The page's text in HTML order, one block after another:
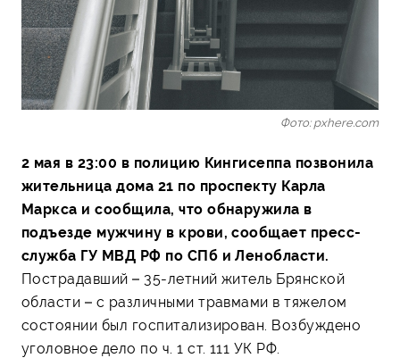
Фото: pxhere.com
2 мая в 23:00 в полицию Кингисеппа позвонила
жительница дома 21 по проспекту Карла
Маркса и сообщила, что обнаружила в
подъезде мужчину в крови, сообщает пресс-
служба ГУ МВД РФ по СПб и Ленобласти.
Пострадавший – 35-летний житель Брянской
области – с различными травмами в тяжелом
состоянии был госпитализирован. Возбуждено
уголовное дело по ч. 1 ст. 111 УК РФ.